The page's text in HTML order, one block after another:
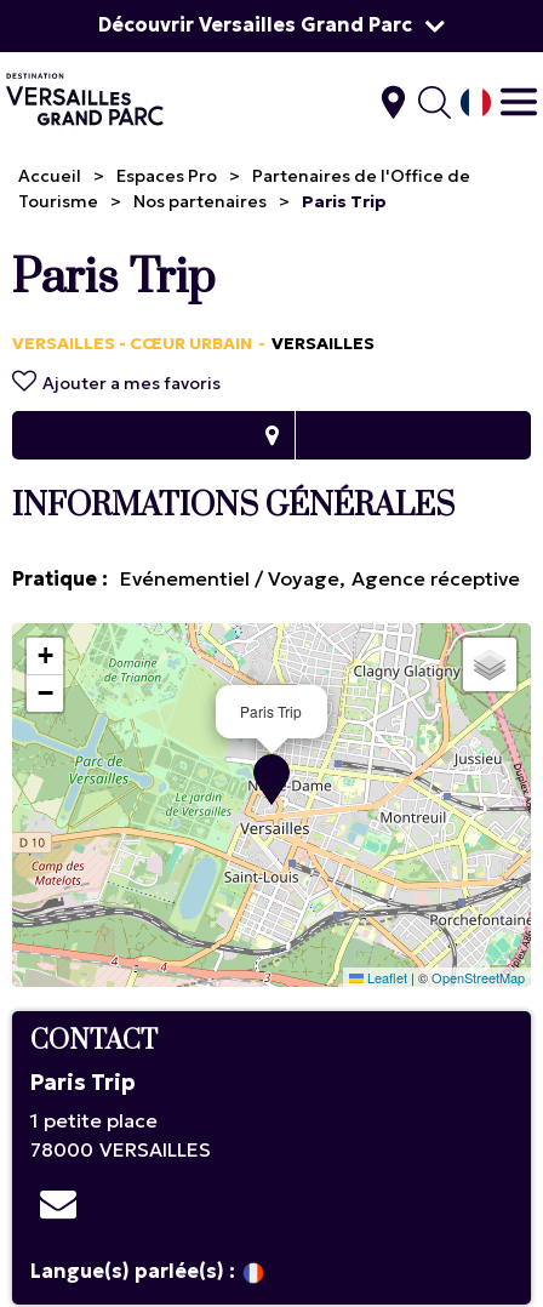
Découvrir Versailles Grand Parc
Accueil > Espaces Pro >
Partenaires de l'Office de
Tourisme
> Nos partenaires > Paris Trip
Paris Trip
VERSAILLES - CŒUR URBAIN
VERSAILLES
Ajouter a mes favoris
INFORMATIONS GÉNÉRALES
Pratique : Evénementiel / Voyage Agence réceptive
Paris Trip
+
−
Leaflet | ©OpenStreetMap
CONTACT
Paris Trip
1 petite place
78000 VERSAILLES
Langue(s) parlée(s) :